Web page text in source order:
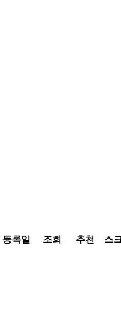
등록일 조회 추천 스